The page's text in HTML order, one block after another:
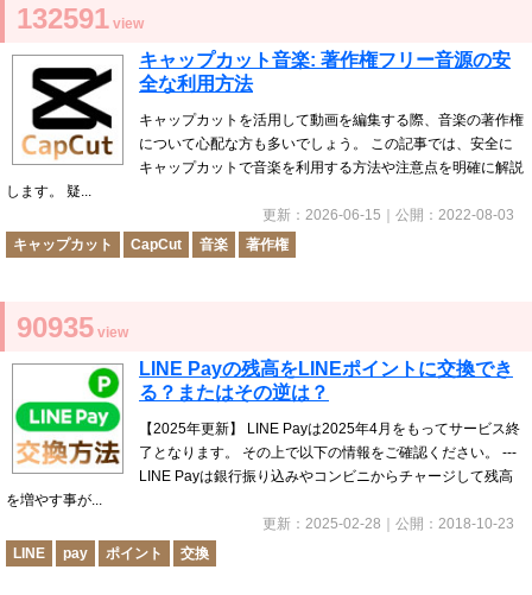
132591 view
キャップカット音楽: 著作権フリー音源の安
全な利用方法
キャップカットを活用して動画を編集する際、音楽の著作権
について心配な方も多いでしょう。 この記事では、安全に
キャップカットで音楽を利用する方法や注意点を明確に解説
します。 疑...
更新： 2026-06-15 ｜公開： 2022-08-03
キャップカット
CapCut 音楽 著作権
90935 view
LINE Payの残高をLINEポイントに交換でき
る？またはその逆は？
【2025年更新】 LINE Payは2025年4月をもってサービス終
了となります。 その上で以下の情報をご確認ください。 ---
LINE Payは銀行振り込みやコンビニからチャージして残高
を増やす事が...
更新： 2025-02-28 ｜公開： 2018-10-23
LINE
pay ポイント 交換